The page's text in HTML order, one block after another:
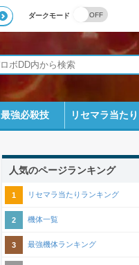
ダークモード
最強必殺技 リセマラ当たり
人気のページランキング
リセマラ当たりランキング
機体一覧
最強機体ランキング